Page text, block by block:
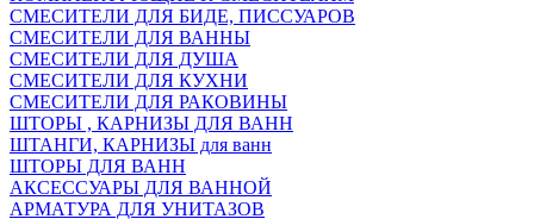
СМЕСИТЕЛИ ДЛЯ БИДЕ, ПИССУАРОВ
СМЕСИТЕЛИ ДЛЯ ВАННЫ
СМЕСИТЕЛИ ДЛЯ ДУША
СМЕСИТЕЛИ ДЛЯ КУХНИ
СМЕСИТЕЛИ ДЛЯ РАКОВИНЫ
ШТОРЫ , КАРНИЗЫ ДЛЯ ВАНН
ШТАНГИ, КАРНИЗЫ для ванн
ШТОРЫ ДЛЯ ВАНН
АКСЕССУАРЫ ДЛЯ ВАННОЙ
АРМАТУРА ДЛЯ УНИТАЗОВ